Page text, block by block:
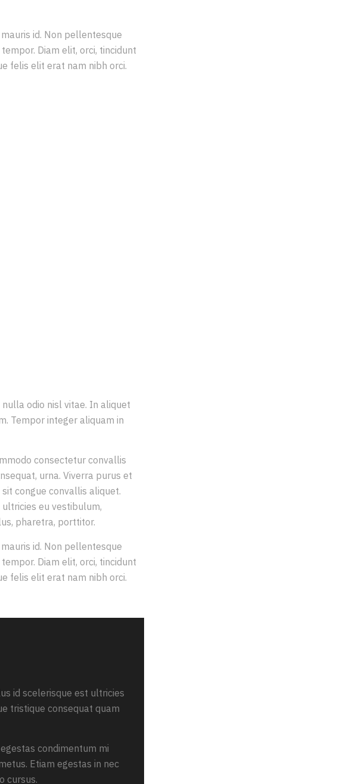
id. Non pellentesque
Diam elit, orci, tincidunt
felis elit erat nam nibh orci.
odio nisl vitae. In aliquet
Tempor integer aliquam in
consectetur convallis
urna. Viverra purus et
congue convallis aliquet.
eu vestibulum,
pharetra, porttitor.
id. Non pellentesque
Diam elit, orci, tincidunt
felis elit erat nam nibh orci.
id scelerisque est ultricies
tristique consequat quam
condimentum mi
Etiam egestas in nec
cursus.